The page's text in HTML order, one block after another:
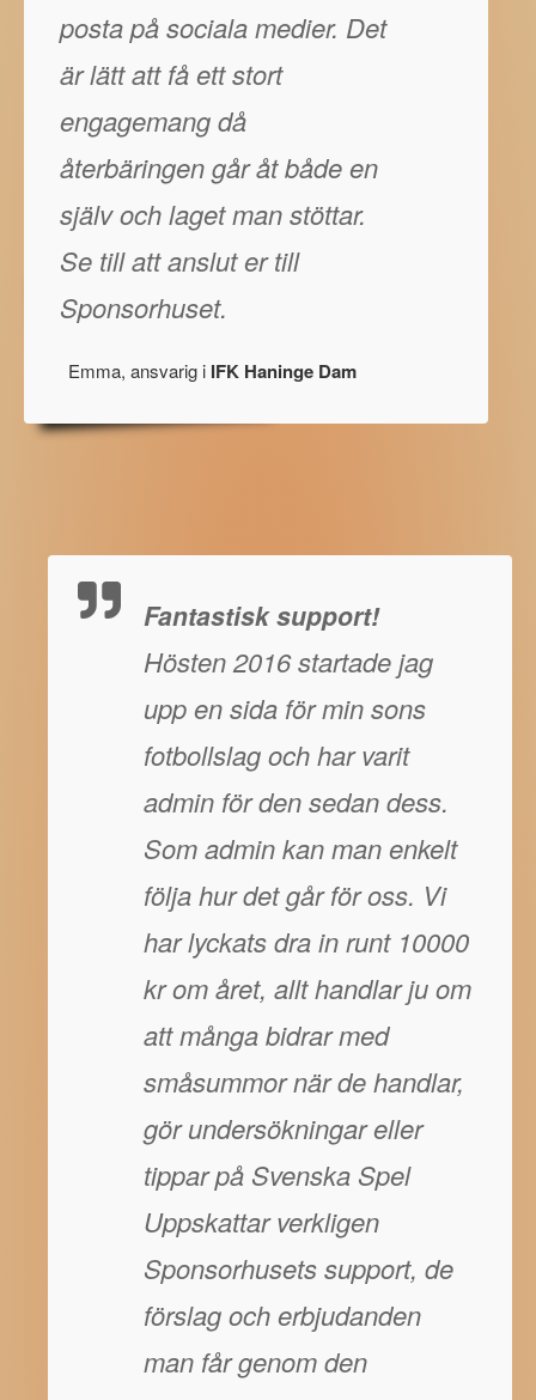
posta på sociala medier. Det
är lätt att få ett stort
engagemang då
återbäringen går åt både en
själv och laget man stöttar.
Se till att anslut er till
Sponsorhuset.
Emma, ansvarig i IFK Haninge Dam
Fantastisk support!
Hösten 2016 startade jag
upp en sida för min sons
fotbollslag och har varit
admin för den sedan dess.
Som admin kan man enkelt
följa hur det går för oss. Vi
har lyckats dra in runt 10000
kr om året, allt handlar ju om
att många bidrar med
småsummor när de handlar,
gör undersökningar eller
tippar på Svenska Spel
Uppskattar verkligen
Sponsorhusets support, de
förslag och erbjudanden
man får genom den